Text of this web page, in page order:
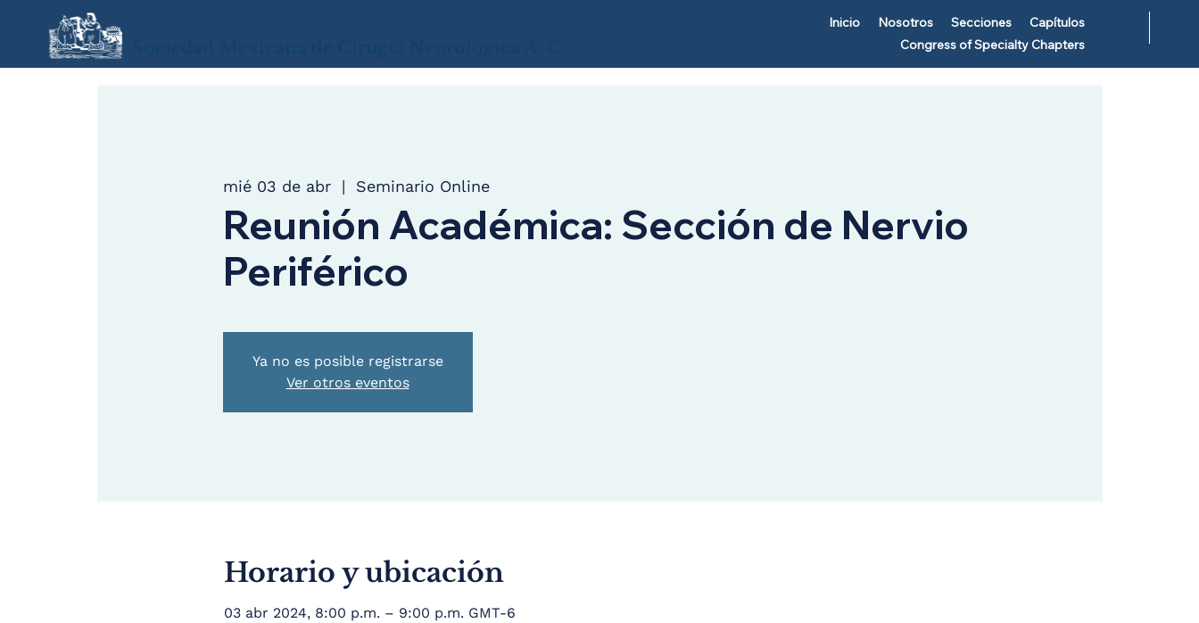
Inicio Nosotros Secciones
Capítulos
Congress of Specialty Chapters
mié 03 de abr
  |
Seminario Online
Reunión Académica: Sección de Nervio
Periférico
Ya no es posible registrarse
Ver otros eventos
Horario y ubicación
03 abr 2024, 8:00 p.m. – 9:00 p.m. GMT-6